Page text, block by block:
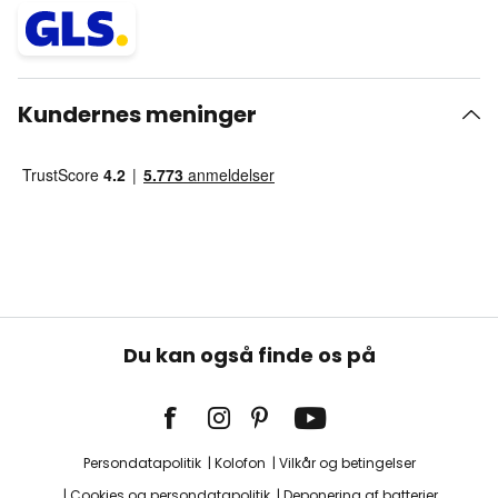
Kundernes meninger
Du kan også finde os på
Persondatapolitik Kolofon
Vilkår og betingelser